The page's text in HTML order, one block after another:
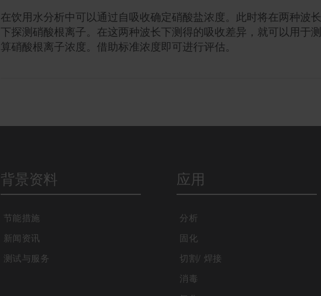
在饮用水分析中可以通过自吸收确定硝酸盐浓度。此时将在两种波长
下探测硝酸根离子。在这两种波长下测得的吸收差异，就可以用于测
算硝酸根离子浓度。借助标准浓度即可进行评估。
背景资料
节能措施
新闻资讯
测试与服务
应用
分析
固化
切割/ 焊接
消毒